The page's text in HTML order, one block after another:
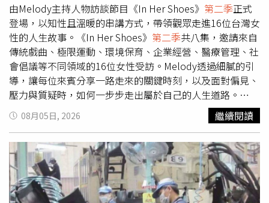
由Melody主持人物訪談節目《In Her Shoes》 第二季正式
登場，以知性且溫暖的串講方式，帶領觀眾走進16位台灣女
性的人生故事。《In Her Shoes》 第二季共八集，邀請來自
傳統戲曲、極限運動、環境保育、企業經營、醫療管理、社
會倡議等不同領域的16位女性受訪。Melody透過細膩的引
導，讓每位來賓分享一路走來的關鍵時刻，以及面對偏見、
壓力與質疑時，如何一步步走出屬於自己的人生道路。
Melody《In Her Shoes》
正式登場，以知性且溫暖
的串講方式，帶領觀眾走進16位台灣女性的人生故事。（圖
／TaiwanPlus提供）本季陣容星光熠熠，包括第57屆金鐘獎
史上首位以女性身分獲得最佳男主角的歌仔戲演員陳亞蘭、
有「防水材女王」之稱的恆崇企業董事長張繼華、自行車新
文化基金會董事長劉麗珠、飲食旅遊作家暨譯者韓良憶、成
功泳渡英國北海峽的泳者許汶而、台灣凍卵協會理事長曾琬
08月05日, 2026 繼續閱讀